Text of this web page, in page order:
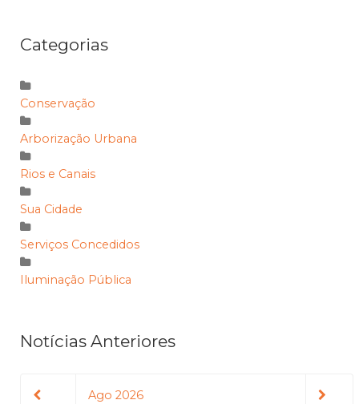
Categorias
Conservação
Arborização Urbana
Rios e Canais
Sua Cidade
Serviços Concedidos
Iluminação Pública
Notícias Anteriores
Ago 2026